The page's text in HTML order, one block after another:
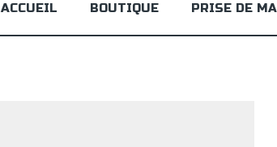
ACCUEIL BOUTIQUE PRISE DE